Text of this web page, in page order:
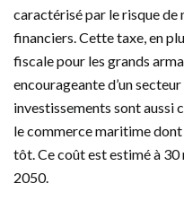
caractérisé par le risque de
financiers. Cette taxe, en
fiscale pour les grands
encourageante d’un
investissements sont aussi
le commerce maritime dont
tôt. Ce coût est estimé à 30
2050.